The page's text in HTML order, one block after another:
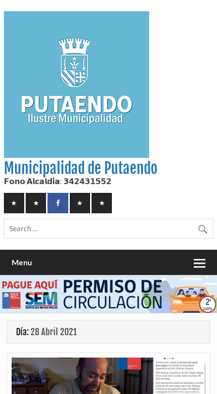
to
Municipalidad de Putaendo
𝗙𝗼𝗻𝗼 𝗔𝗹𝗰𝗮𝗹𝗱𝗶́𝗮: 𝟯𝟰𝟮𝟰𝟯𝟭𝟱𝟱𝟮
Menu
Día: 28 Abril 2021